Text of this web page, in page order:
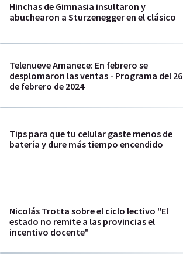
Hinchas de Gimnasia insultaron y
abuchearon a Sturzenegger en el clásico
Telenueve Amanece: En febrero se
desplomaron las ventas - Programa del 26
de febrero de 2024
Tips para que tu celular gaste menos de
batería y dure más tiempo encendido
Nicolás Trotta sobre el ciclo lectivo "El
estado no remite a las provincias el
incentivo docente"